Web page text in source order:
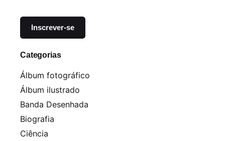
Categorias
Álbum fotográfico
Álbum ilustrado
Banda Desenhada
Biografia
Ciência